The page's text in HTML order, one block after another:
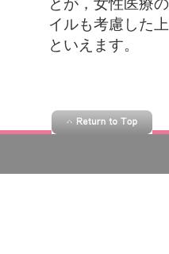
イルも考慮した
といえます。